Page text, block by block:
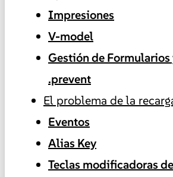
Impresiones
V-model
Gestión de
.prevent
El problema de la
Eventos
Alias Key
Teclas modificadoras